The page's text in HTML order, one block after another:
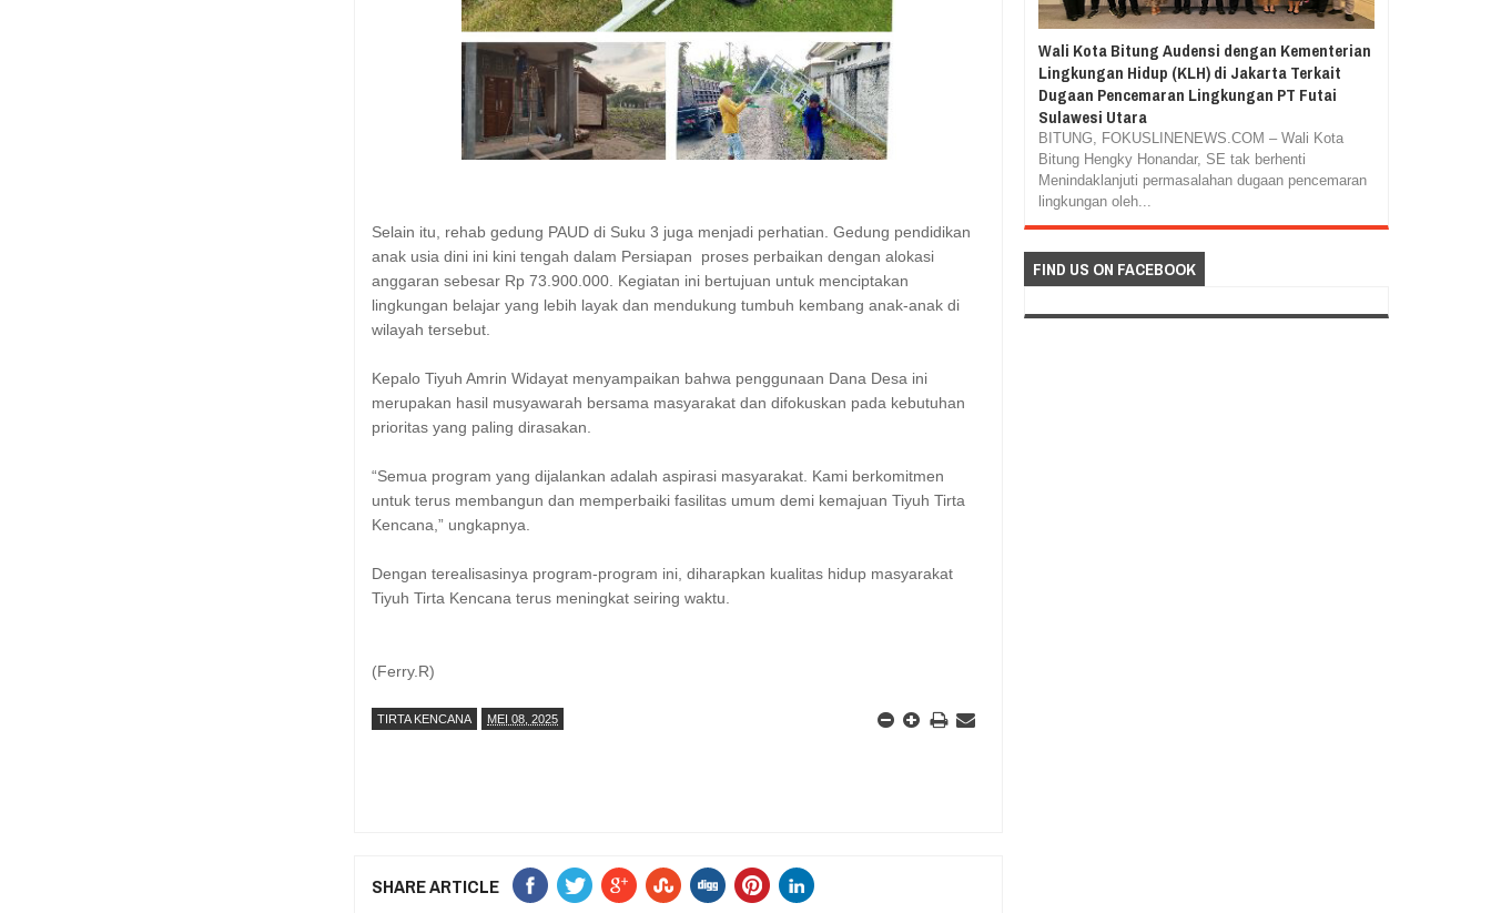
Selain itu, rehab gedung PAUD di Suku 3 juga menjadi perhatian. Gedung pendidikan
anak usia dini ini kini tengah dalam Persiapan proses perbaikan dengan alokasi
anggaran sebesar Rp 73.900.000. Kegiatan ini bertujuan untuk menciptakan
lingkungan belajar yang lebih layak dan mendukung tumbuh kembang anak-anak di
wilayah tersebut.
Kepalo Tiyuh Amrin Widayat menyampaikan bahwa penggunaan Dana Desa ini
merupakan hasil musyawarah bersama masyarakat dan difokuskan pada kebutuhan
prioritas yang paling dirasakan.
“Semua program yang dijalankan adalah aspirasi masyarakat. Kami berkomitmen
untuk terus membangun dan memperbaiki fasilitas umum demi kemajuan Tiyuh Tirta
Kencana,” ungkapnya.
Dengan terealisasinya program-program ini, diharapkan kualitas hidup masyarakat
Tiyuh Tirta Kencana terus meningkat seiring waktu.
(Ferry.R)
TIRTA KENCANA MEI 08, 2025
SHARE ARTICLE
Wali Kota Bitung Audensi dengan Kementerian
Lingkungan Hidup (KLH) di Jakarta Terkait
Dugaan Pencemaran Lingkungan PT Futai
Sulawesi Utara
BITUNG, FOKUSLINENEWS.COM – Wali Kota
Bitung Hengky Honandar, SE tak berhenti
Menindaklanjuti permasalahan dugaan pencemaran
lingkungan oleh...
FIND US ON FACEBOOK